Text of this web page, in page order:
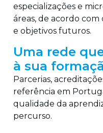
especializações e
áreas, de acordo
e objetivos futuros.
Uma rede
à sua
Parcerias,
referência em
qualidade da
percurso.